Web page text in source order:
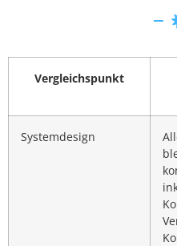
Vergleichspunkt
Systemdesign